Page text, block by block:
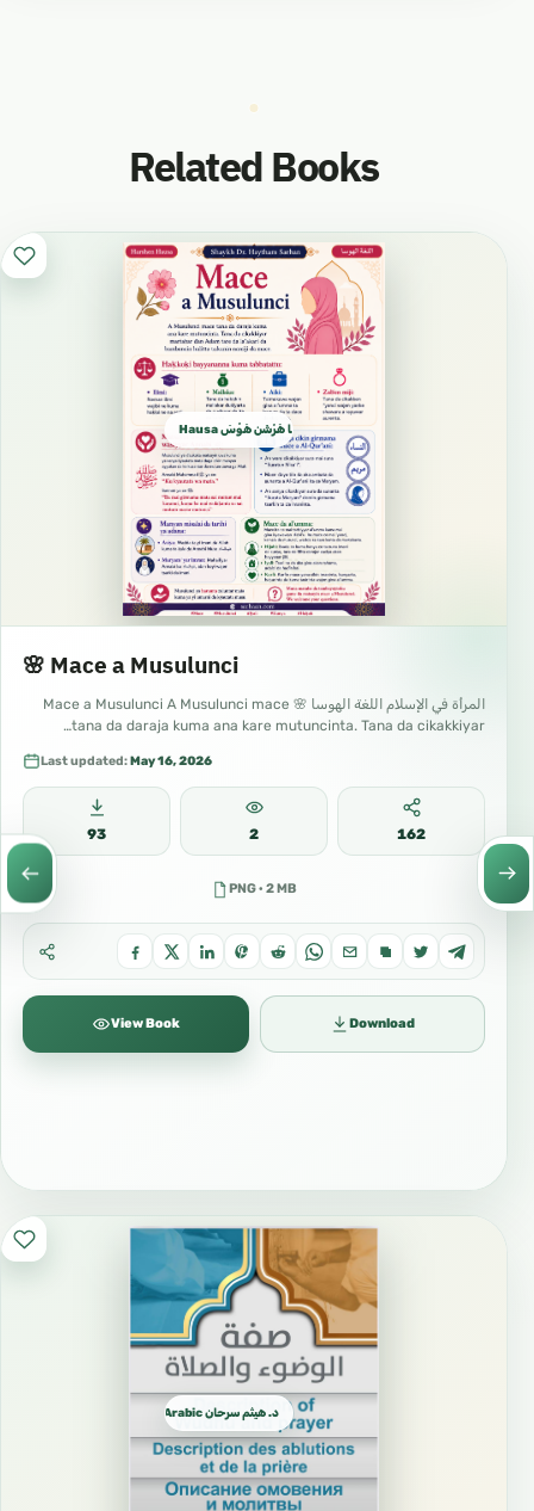
Related Books
Hausa الهـوسـا هَرْشَن هَوْسَ
🌸 Mace a Musulunci
المرأة في الإسلام اللغة الهوسا 🌸 Mace a Musulunci A Musulunci mace
tana da daraja kuma ana kare mutuncinta. Tana da cikakkiyar…
Last updated:May 16, 2026
93 2 162
PNG · 2 MB
View Book Download
د. هيثم سرحان Arabic العربية